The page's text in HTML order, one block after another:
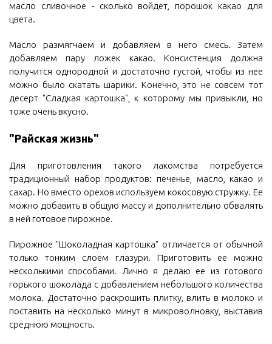
масло сливочное - сколько войдет, порошок какао для
цвета.
Масло размягчаем и добавляем в него смесь. Затем
добавляем пару ложек какао. Консистенция должна
получится однородной и достаточно густой, чтобы из нее
можно было скатать шарики. Конечно, это не совсем тот
десерт "Сладкая картошка", к которому мы привыкли, но
тоже очень вкусно.
"Райская жизнь"
Для приготовления такого лакомства потребуется
традиционный набор продуктов: печенье, масло, какао и
сахар. Но вместо орехов используем кокосовую стружку. Ее
можно добавить в общую массу и дополнительно обвалять
в ней готовое пирожное.
Пирожное "Шоколадная картошка" отличается от обычной
только тонким слоем глазури. Приготовить ее можно
несколькими способами. Лично я делаю ее из готового
горького шоколада с добавлением небольшого количества
молока. Достаточно раскрошить плитку, влить в молоко и
поставить на несколько минут в микроволновку, выставив
среднюю мощность.